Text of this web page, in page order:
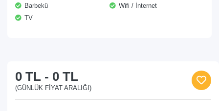
Barbekü
Wifi / İnternet
TV
0 TL - 0 TL
(GÜNLÜK FIYAT ARALIĞI)